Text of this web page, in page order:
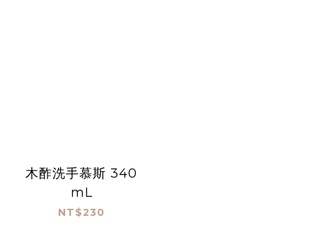
木酢洗手慕斯 340
mL
NT$230